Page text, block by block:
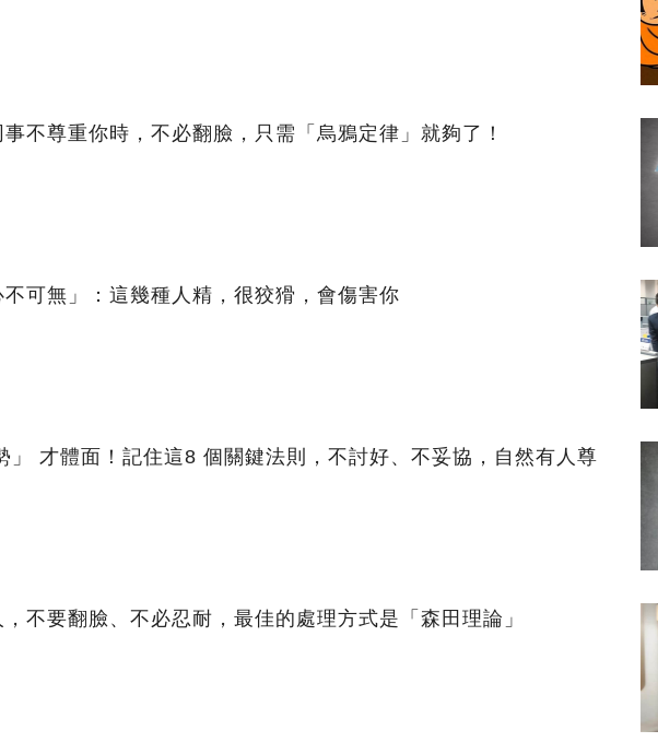
不尊重你時，不必翻臉，只需「烏鴉定律」就夠了！
不可無」：這幾種人精，很狡猾，會傷害你
」 才體面！記住這8 個關鍵法則，不討好、不妥協，自然有人尊
不要翻臉、不必忍耐，最佳的處理方式是「森田理論」